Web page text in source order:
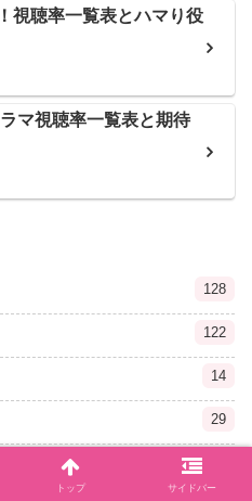
視聴率一覧表とハマり役
マ視聴率一覧表と期待
128
122
14
29
トップ サイドバー